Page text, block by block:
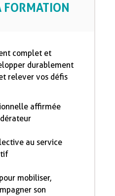
FORMATION
complet et
durablement
relever vos défis
affirmée
au service
mobiliser,
son